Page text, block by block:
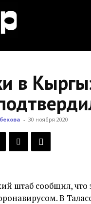
Кыргызстана
в
- 30 ноября 2020
штаб сообщил,
В